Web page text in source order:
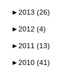
► 2013 (26)
► 2012 (4)
► 2011 (13)
► 2010 (41)